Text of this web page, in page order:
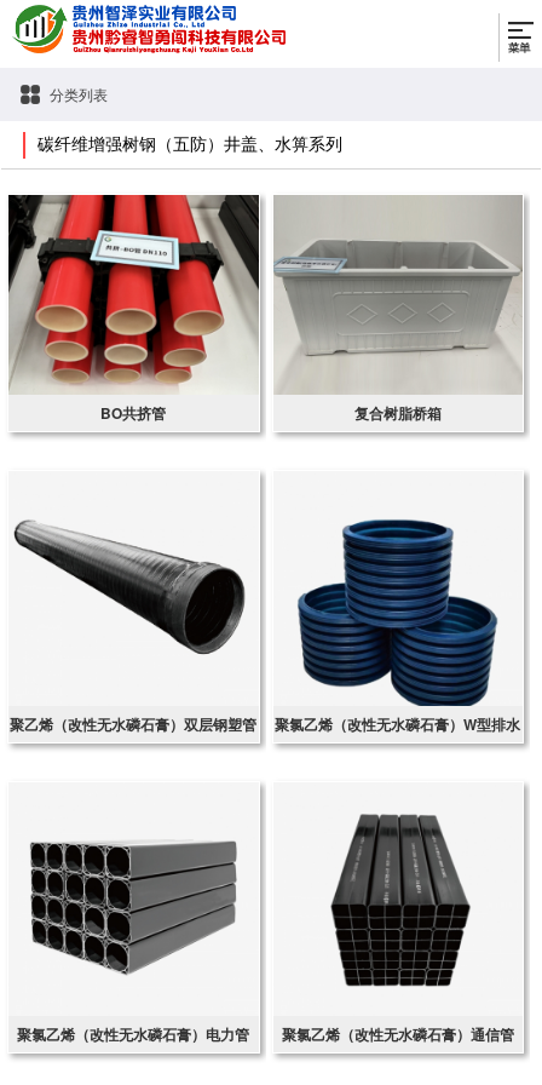
分类列表
碳纤维增强树钢（五防）井盖、水箅系列
BO共挤管 复合树脂桥箱
聚乙烯（改性无水磷石膏）双层钢塑管
聚氯乙烯（改性无水磷石膏）W型排水
聚氯乙烯（改性无水磷石膏）电力管 聚氯乙烯（改性无水磷石膏）通信管